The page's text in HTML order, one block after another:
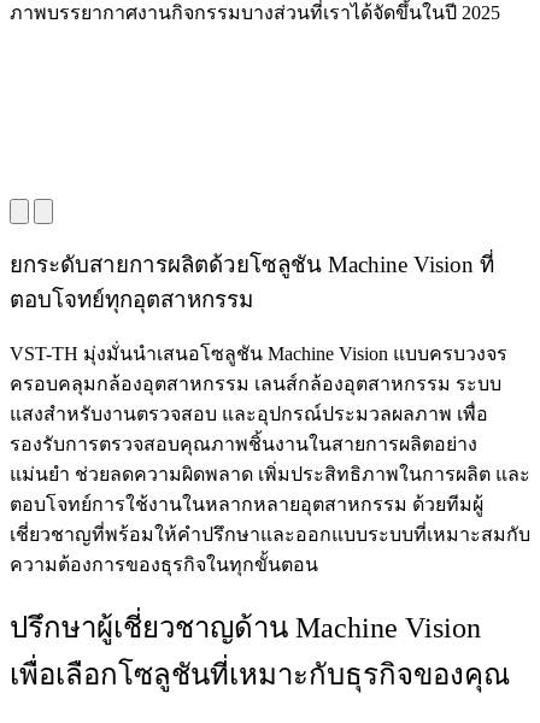
ภาพบรรยากาศงานกิจกรรมบางส่วนที่เราได้จัดขึ้นในปี 2025
ยกระดับสายการผลิตด้วยโซลูชัน Machine Vision ที่
ตอบโจทย์ทุกอุตสาหกรรม
VST-TH มุ่งมั่นนำเสนอโซลูชัน Machine Vision แบบครบวงจร
ครอบคลุมกล้องอุตสาหกรรม เลนส์กล้องอุตสาหกรรม ระบบ
แสงสำหรับงานตรวจสอบ และอุปกรณ์ประมวลผลภาพ เพื่อ
รองรับการตรวจสอบคุณภาพชิ้นงานในสายการผลิตอย่าง
แม่นยำ ช่วยลดความผิดพลาด เพิ่มประสิทธิภาพในการผลิต และ
ตอบโจทย์การใช้งานในหลากหลายอุตสาหกรรม ด้วยทีมผู้
เชี่ยวชาญที่พร้อมให้คำปรึกษาและออกแบบระบบที่เหมาะสมกับ
ความต้องการของธุรกิจในทุกขั้นตอน
ปรึกษาผู้เชี่ยวชาญด้าน Machine Vision
เพื่อเลือกโซลูชันที่เหมาะกับธุรกิจของคุณ